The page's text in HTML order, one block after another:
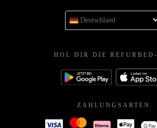
Deutschland
HOL DIR DIE REFURBED-
ZAHLUNGSARTEN